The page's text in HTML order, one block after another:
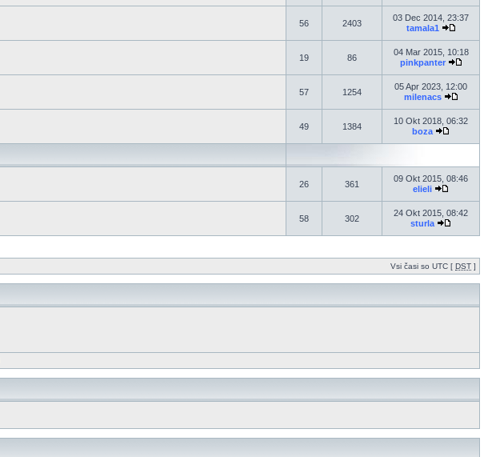
56 2403
03 Dec 2014, 23:37
tamala1
19 86
04 Mar 2015, 10:18
pinkpanter
57 1254
05 Apr 2023, 12:00
milenacs
49 1384
10 Okt 2018, 06:32
boza
26 361
09 Okt 2015, 08:46
elieli
58 302
24 Okt 2015, 08:42
sturla
Vsi časi so UTC [ DST ]